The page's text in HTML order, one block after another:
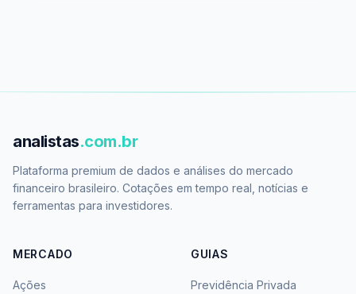
analistas.com.br
Plataforma premium de dados e análises do mercado
financeiro brasileiro. Cotações em tempo real, notícias e
ferramentas para investidores.
MERCADO
Ações
GUIAS
Previdência Privada